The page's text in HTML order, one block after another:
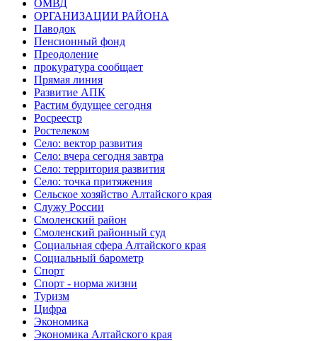
ОМВД
ОРГАНИЗАЦИИ РАЙОНА
Паводок
Пенсионный фонд
Преодоление
прокуратура сообщает
Прямая линия
Развитие АПК
Растим будущее сегодня
Росреестр
Ростелеком
Село: вектор развития
Село: вчера сегодня завтра
Село: территория развития
Село: точка притяжения
Сельское хозяйство Алтайского края
Служу России
Смоленский район
Смоленский районный суд
Социальная сфера Алтайского края
Социальный барометр
Спорт
Спорт - норма жизни
Туризм
Цифра
Экономика
Экономика Алтайского края